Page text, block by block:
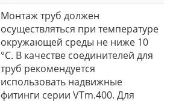
Монтаж труб должен
осуществляться при температуре
окружающей среды не ниже 10
°С. В качестве соединителей для
труб рекомендуется
использовать надвижные
фитинги серии VTm.400. Для